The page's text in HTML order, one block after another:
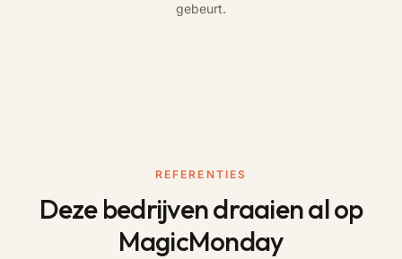
gebeurt.
REFERENTIES
Deze bedrijven draaien al op
MagicMonday